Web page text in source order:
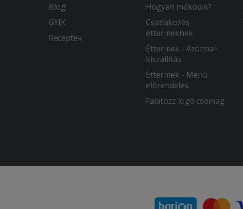
Blog
GYIK
Receptek
Hogyan működik?
Csatlakozás
éttermeknek
Éttermek - Azonnali
kiszállítás
Éttermek - Menü
előrendelés
Falatozz logó csomag